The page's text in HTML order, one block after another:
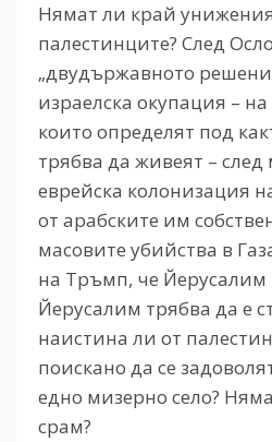
Нямат ли край
палестинците? След
„двудържавното
израелска окупация – на
които определят под
трябва да живеят –
еврейска колонизация
от арабските им
масовите убийства в
на Тръмп, че Йерусалим
Йерусалим трябва да е
наистина ли от
поискано да се
едно мизерно село?
срам?